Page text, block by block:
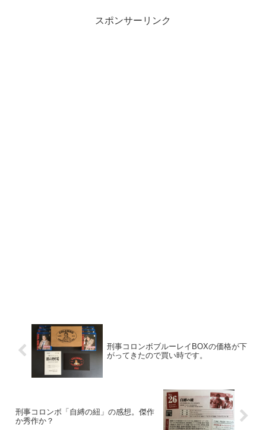
スポンサーリンク
刑事コロンボブルーレイBOXの価格が下
がってきたので買い時です。
刑事コロンボ「自縛の紐」の感想。傑作
か秀作か？